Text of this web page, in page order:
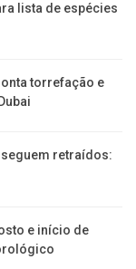
lista de espécies
torrefação e
retraídos:
e início de